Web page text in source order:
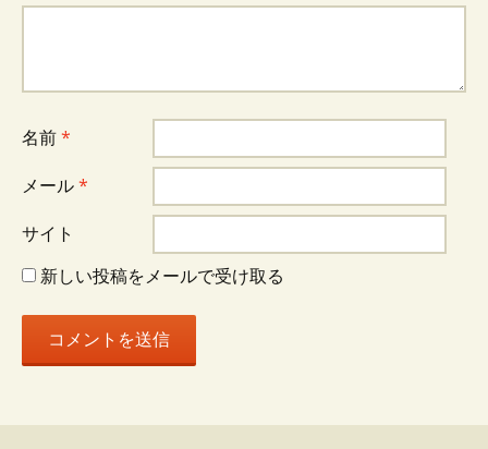
名前*
メール*
サイト
新しい投稿をメールで受け取る